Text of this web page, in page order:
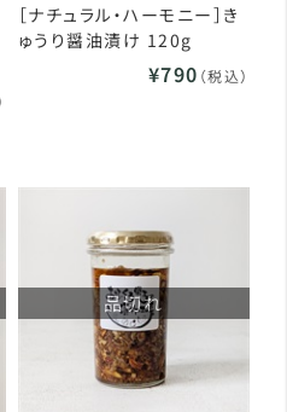
［ナチュラル・ハーモニー］き
ゅうり醤油漬け 120g
¥790 （税込）
品切れ